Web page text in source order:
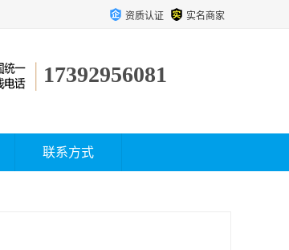
资质认证 实名商家
17392956081
联系方式